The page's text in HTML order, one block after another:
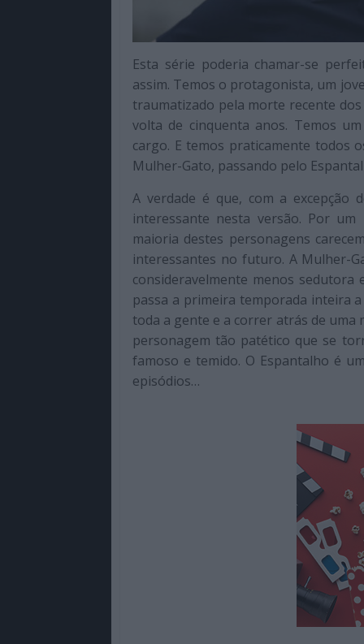
Esta série poderia chamar-se
assim. Temos o protagonista, um
traumatizado pela morte recente
volta de cinquenta anos. Temos
cargo. E temos praticamente todos
Mulher-Gato, passando pelo
A verdade é que, com a excepção
interessante nesta versão. Por
maioria destes personagens
interessantes no futuro. A Mulher-
consideravelmente menos sedutora
passa a primeira temporada inteira
toda a gente e a correr atrás de uma
personagem tão patético que se
famoso e temido. O Espantalho é
episódios…